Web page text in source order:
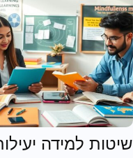
שיטות למידה יעילות